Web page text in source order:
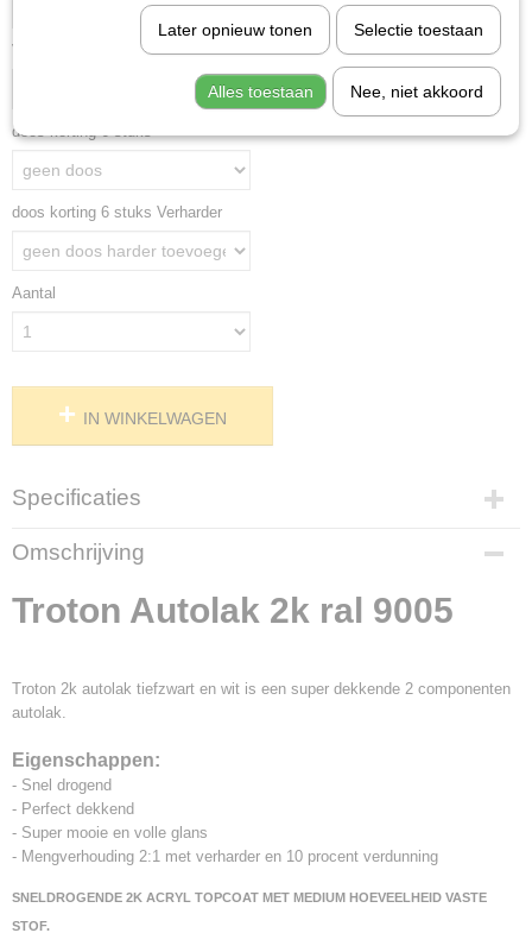
Verdunning 2k conventioneel
doos korting 6 stuks
doos korting 6 stuks Verharder
Aantal
IN WINKELWAGEN
Specificaties
Productcode
722-16
Omschrijving
Troton Autolak 2k ral 9005
Troton 2k autolak tiefzwart en wit is een super dekkende 2 componenten
autolak.
Eigenschappen:
- Snel drogend
- Perfect dekkend
- Super mooie en volle glans
- Mengverhouding 2:1 met verharder en 10 procent verdunning
SNELDROGENDE 2K ACRYL TOPCOAT MET MEDIUM HOEVEELHEID VASTE
STOF.
Later opnieuw tonen Selectie toestaan
Alles toestaan Nee, niet akkoord